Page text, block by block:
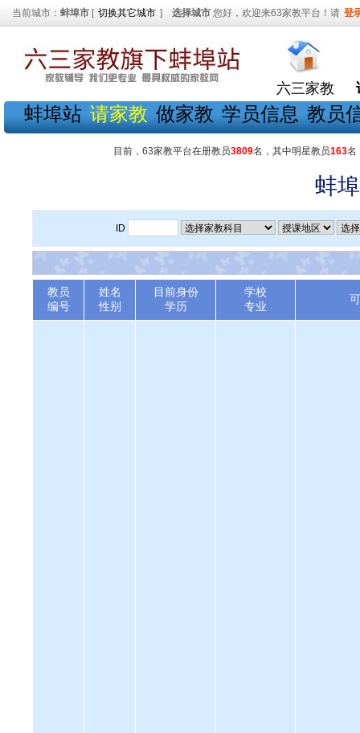
当前城市： 蚌埠市 [ 切换其它城市 ] 选择城市 您好，欢迎来63家教平台！请 登
六三家教
蚌埠站 请家教 做家教 学员信息 教员
目前，63家教平台在册教员3809名，其中明星教员163名
蚌
ID
教员
编号
姓名
性别
目前身份
学历
学校
专业